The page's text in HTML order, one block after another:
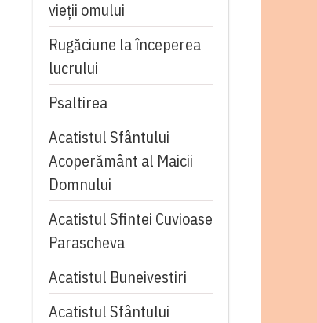
vieții omului
Rugăciune la începerea
lucrului
Psaltirea
Acatistul Sfântului
Acoperământ al Maicii
Domnului
Acatistul Sfintei Cuvioase
Parascheva
Acatistul Buneivestiri
Acatistul Sfântului